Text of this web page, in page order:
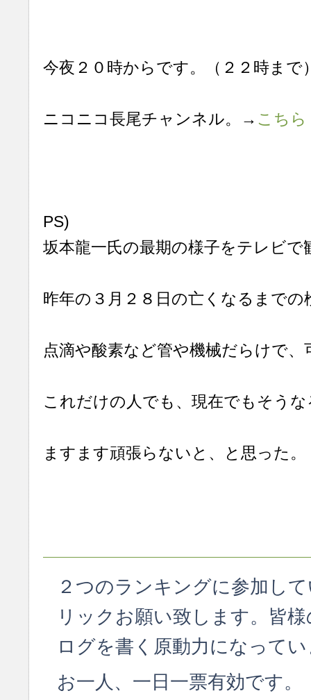
今夜２０時からです。（２２時まで
ニコニコ長尾チャンネル。→ こちら
PS)
坂本龍一氏の最期の様子をテレビで
昨年の３月２８日の亡くなるまでの
点滴や酸素など管や機械だらけで、
これだけの人でも、現在でもそう
ますます頑張らないと、と思った。
２つのランキングに参加し
リックお願い致します。皆
ログを書く原動力になって
お一人、一日一票有効です。